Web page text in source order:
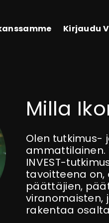
Kirjaudu
Milla
Olen tutkimus-
ammattilainen.
INVEST-
tavoitteena
päättäjien,
viranomaisten,
rakentaa